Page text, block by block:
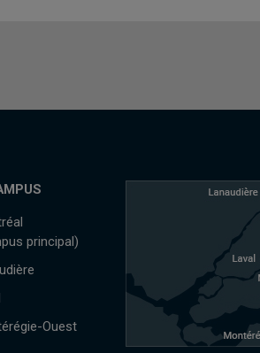
principal)
Ouest